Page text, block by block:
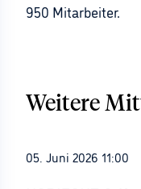
950 Mitarbeiter.
Weitere
05. Juni 2026 11:00